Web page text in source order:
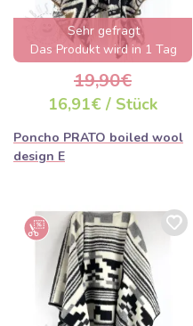
Sehr gefragt
Das Produkt wird in 1 Tag
ausverkauft sein
19,90€
16,91€ / Stück
Poncho PRATO boiled wool
design E